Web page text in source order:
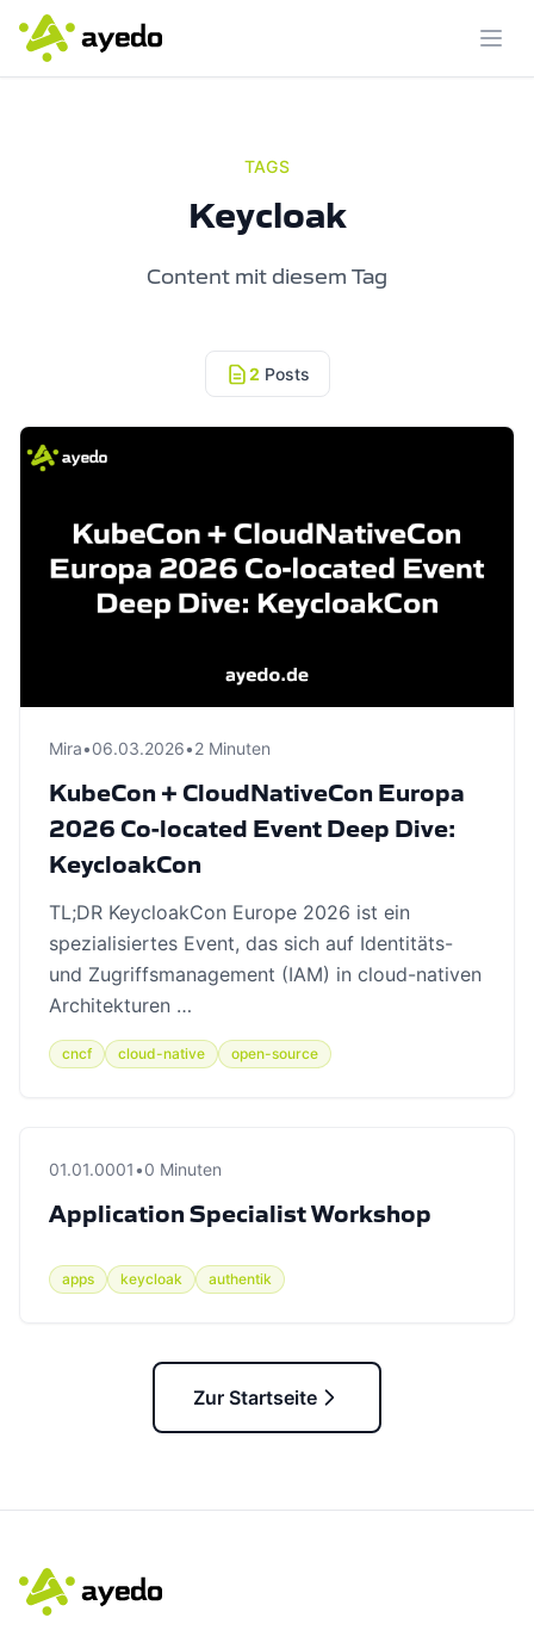
TAGS
Keycloak
Content mit diesem Tag
2 Posts
Mira•06.03.2026•2 Minuten
KubeCon + CloudNativeCon Europa
2026 Co-located Event Deep Dive:
KeycloakCon
TL;DR KeycloakCon Europe 2026 ist ein
spezialisiertes Event, das sich auf Identitäts-
und Zugriffsmanagement (IAM) in cloud-nativen
Architekturen …
cncf cloud-native open-source
01.01.0001 •0 Minuten
Application Specialist Workshop
apps keycloak authentik
Zur Startseite